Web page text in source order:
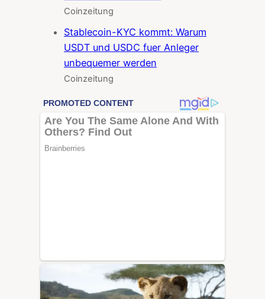
Coinzeitung
Stablecoin-KYC kommt: Warum
USDT und USDC fuer Anleger
unbequemer werden
Coinzeitung